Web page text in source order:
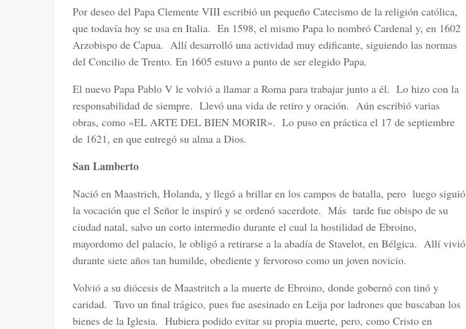
Por deseo del Papa Clemente VIII escribió un pequeño Catecismo de la religión católica,
que todavía hoy se usa en Italia. En 1598, el mismo Papa lo nombró Cardenal y, en 1602
Arzobispo de Capua. Allí desarrolló una actividad muy edificante, siguiendo las normas
del Concilio de Trento. En 1605 estuvo a punto de ser elegido Papa.
El nuevo Papa Pablo V le volvió a llamar a Roma para trabajar junto a él. Lo hizo con la
responsabilidad de siempre. Llevó una vida de retiro y oración. Aún escribió varias
obras, como «EL ARTE DEL BIEN MORIR». Lo puso en práctica el 17 de septiembre
de 1621, en que entregó su alma a Dios.
San Lamberto
Nació en Maastrich, Holanda, y llegó a brillar en los campos de batalla, pero luego siguió
la vocación que el Señor le inspiró y se ordenó sacerdote. Más tarde fue obispo de su
ciudad natal, salvo un corto intermedio durante el cual la hostilidad de Ebroino,
mayordomo del palacio, le obligó a retirarse a la abadía de Stavelot, en Bélgica. Allí vivió
durante siete años tan humilde, obediente y fervoroso como un joven novicio.
Volvió a su diócesis de Maastritch a la muerte de Ebroino, donde gobernó con tinó y
caridad. Tuvo un final trágico, pues fue asesinado en Leija por ladrones que buscaban los
bienes de la Iglesia. Hubiera podido evitar su propia muerte, pero, como Cristo en